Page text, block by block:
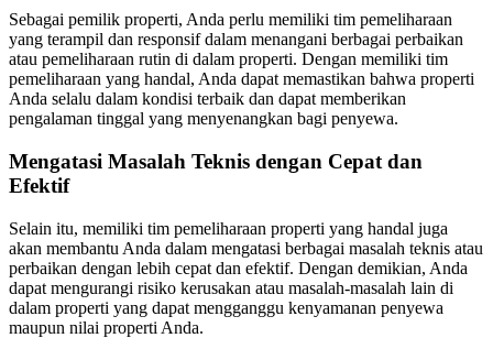
Sebagai pemilik properti, Anda perlu memiliki tim pemeliharaan
yang terampil dan responsif dalam menangani berbagai perbaikan
atau pemeliharaan rutin di dalam properti. Dengan memiliki tim
pemeliharaan yang handal, Anda dapat memastikan bahwa properti
Anda selalu dalam kondisi terbaik dan dapat memberikan
pengalaman tinggal yang menyenangkan bagi penyewa.
Mengatasi Masalah Teknis dengan Cepat dan
Efektif
Selain itu, memiliki tim pemeliharaan properti yang handal juga
akan membantu Anda dalam mengatasi berbagai masalah teknis atau
perbaikan dengan lebih cepat dan efektif. Dengan demikian, Anda
dapat mengurangi risiko kerusakan atau masalah-masalah lain di
dalam properti yang dapat mengganggu kenyamanan penyewa
maupun nilai properti Anda.